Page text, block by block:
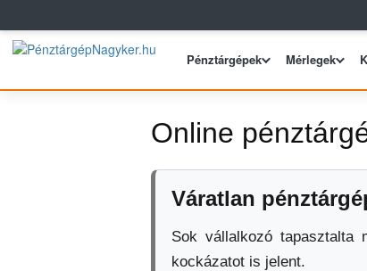
Pénztárgépek Mérlegek
Online
Váratlan
Sok vállalkozó tapasztalta
kockázatot is jelent.